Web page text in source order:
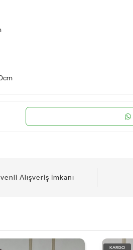
Alışveriş İmkanı
KARGO